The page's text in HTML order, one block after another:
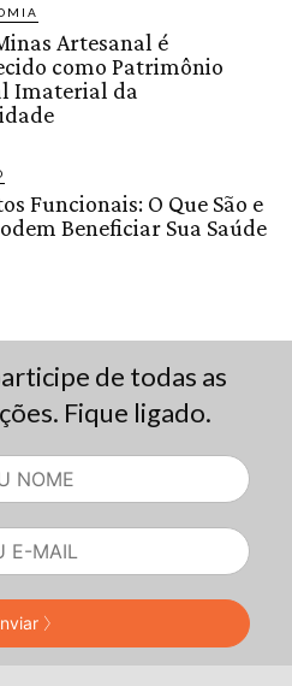
Artesanal é
como Patrimônio
Imaterial da
Funcionais: O Que São e
Beneficiar Sua Saúde
de todas as
Fique ligado.